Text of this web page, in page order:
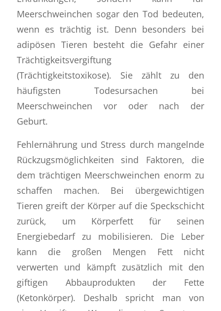
Meerschweinchen sogar den Tod bedeuten,
wenn es trächtig ist. Denn besonders bei
adipösen Tieren besteht die Gefahr einer
Trächtigkeitsvergiftung
(Trächtigkeitstoxikose). Sie zählt zu den
häufigsten Todesursachen bei
Meerschweinchen vor oder nach der
Geburt.
Fehlernährung und Stress durch mangelnde
Rückzugsmöglichkeiten sind Faktoren, die
dem trächtigen Meerschweinchen enorm zu
schaffen machen. Bei übergewichtigen
Tieren greift der Körper auf die Speckschicht
zurück, um Körperfett für seinen
Energiebedarf zu mobilisieren. Die Leber
kann die großen Mengen Fett nicht
verwerten und kämpft zusätzlich mit den
giftigen Abbauprodukten der Fette
(Ketonkörper). Deshalb spricht man von